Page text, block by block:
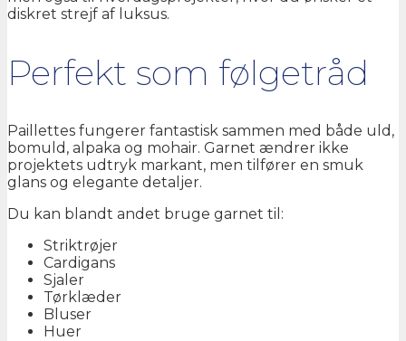
diskret strejf af luksus.
Perfekt som følgetråd
Paillettes fungerer fantastisk sammen med både uld,
bomuld, alpaka og mohair. Garnet ændrer ikke
projektets udtryk markant, men tilfører en smuk
glans og elegante detaljer.
Du kan blandt andet bruge garnet til:
Striktrøjer
Cardigans
Sjaler
Tørklæder
Bluser
Huer